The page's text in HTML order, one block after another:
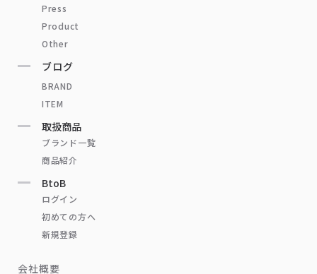
Press
Product
Other
ブログ
BRAND
ITEM
取扱商品
ブランド一覧
商品紹介
BtoB
ログイン
初めての方へ
新規登録
会社概要